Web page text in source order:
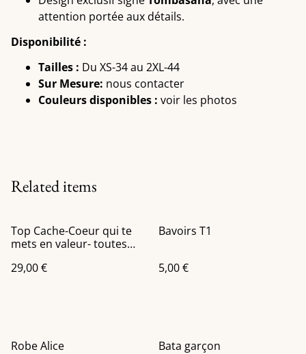
attention portée aux détails.
Disponibilité :
Tailles : Du XS-34 au 2XL-44
Sur Mesure: nous contacter
Couleurs disponibles : voir les photos
Related items
Top Cache-Coeur qui te
mets en valeur- toutes
29,00 €
Bavoirs T1
5,00 €
Robe Alice
Bata garçon